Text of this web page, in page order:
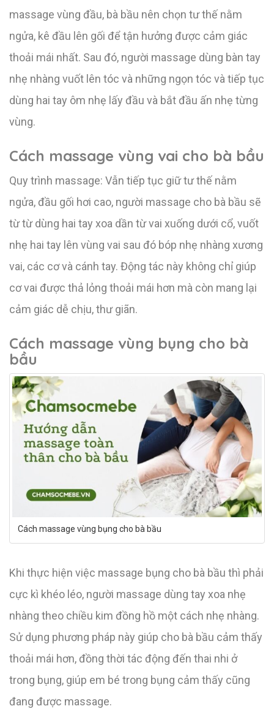
massage vùng đầu, bà bầu nên chọn tư thế nằm
ngửa, kê đầu lên gối để tận hưởng được cảm giác
thoải mái nhất. Sau đó, người massage dùng bàn tay
nhẹ nhàng vuốt lên tóc và những ngọn tóc và tiếp tục
dùng hai tay ôm nhẹ lấy đầu và bắt đầu ấn nhẹ từng
vùng.
Cách massage vùng vai cho bà bầu
Quy trình massage: Vẫn tiếp tục giữ tư thế nằm
ngửa, đầu gối hơi cao, người massage cho bà bầu sẽ
từ từ dùng hai tay xoa dần từ vai xuống dưới cổ, vuốt
nhẹ hai tay lên vùng vai sau đó bóp nhẹ nhàng xương
vai, các cơ và cánh tay. Động tác này không chỉ giúp
cơ vai được thả lỏng thoải mái hơn mà còn mang lại
cảm giác dễ chịu, thư giãn.
Cách massage vùng bụng cho bà
bầu
Cách massage vùng bụng cho bà bầu
Khi thực hiện việc massage bụng cho bà bầu thì phải
cực kì khéo léo, người massage dùng tay xoa nhẹ
nhàng theo chiều kim đồng hồ một cách nhẹ nhàng.
Sử dụng phương pháp này giúp cho bà bầu cảm thấy
thoải mái hơn, đồng thời tác động đến thai nhi ở
trong bụng, giúp em bé trong bụng cảm thấy cũng
đang được massage.